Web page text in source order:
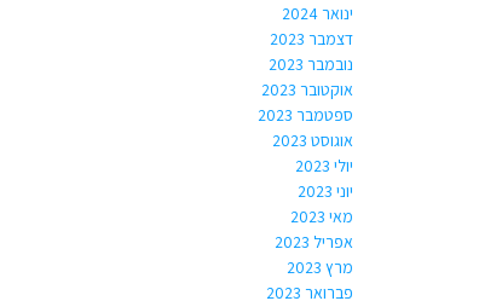
ינואר 2024
דצמבר 2023
נובמבר 2023
אוקטובר 2023
ספטמבר 2023
אוגוסט 2023
יולי 2023
יוני 2023
מאי 2023
אפריל 2023
מרץ 2023
פברואר 2023